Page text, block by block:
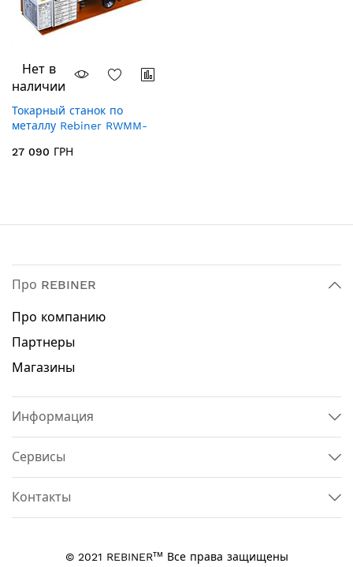
Нет в
наличии
Токарный станок по
металлу Rebiner RWMM-
27 090 ГРН
Про REBINER
Про компанию
Партнеры
Магазины
Информация
Сервисы
Контакты
© 2021 REBINERтм Все права защищены